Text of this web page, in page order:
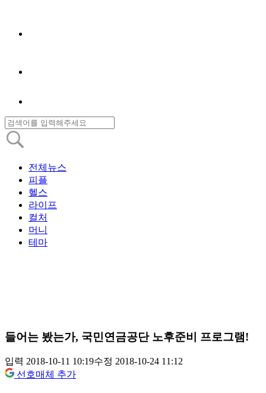
전체뉴스
피플
헬스
라이프
컬처
머니
테마
들어는 봤는가, 국민연금공단 노후준비 프로그램!
입력 2018-10-11 10:19수정 2018-10-24 11:12
선호매체 추가